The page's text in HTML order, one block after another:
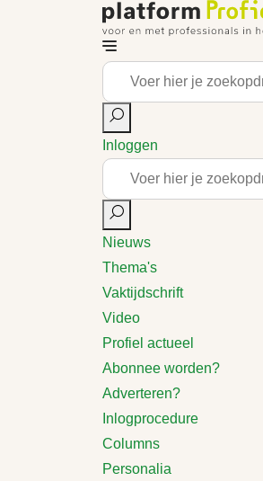
Inloggen
Nieuws
Thema's
Vaktijdschrift
Video
Profiel actueel
Abonnee worden?
Adverteren?
Inlogprocedure
Columns
Personalia